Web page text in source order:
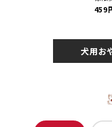
459
犬用お